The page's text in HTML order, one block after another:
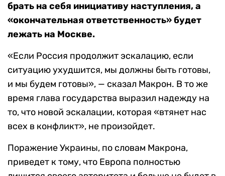
брать на себя инициативу наступления, а
«окончательная ответственность» будет
лежать на Москве.
«Если Россия продолжит эскалацию, если
ситуацию ухудшится, мы должны быть готовы,
и мы будем готовы», — сказал Макрон. В то же
время глава государства выразил надежду на
то, что новой эскалации, которая «втянет нас
всех в конфликт», не произойдет.
Поражение Украины, по словам Макрона,
приведет к тому, что Европа полностью